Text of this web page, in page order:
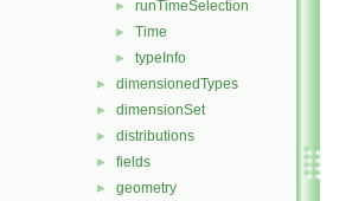
► runTimeSelection
► Time
► typeInfo
► dimensionedTypes
► dimensionSet
► distributions
► fields
► geometry